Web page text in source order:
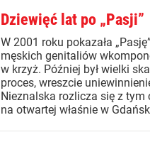
Dziewięć lat po „Pasji”
W 2001 roku pokazała
męskich genitaliów
w krzyż. Później był wielki
proces, wreszcie
Nieznalska rozlicza się z tym
na otwartej właśnie w